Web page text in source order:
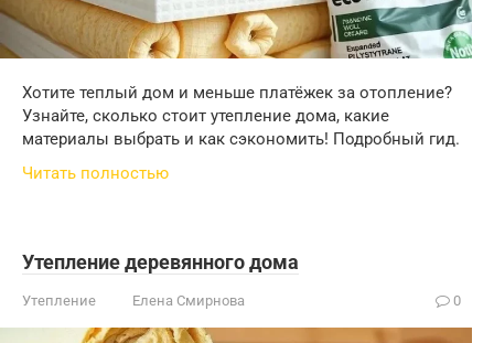
Хотите теплый дом и меньше платёжек за отопление?
Узнайте, сколько стоит утепление дома, какие
материалы выбрать и как сэкономить! Подробный гид.
Читать полностью
Утепление деревянного дома
Утепление Елена Смирнова 0